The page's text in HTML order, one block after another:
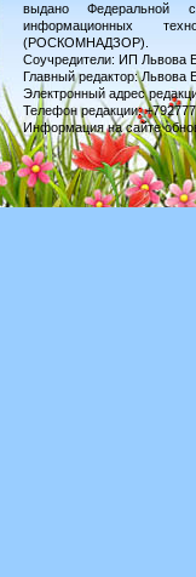
выдано Федеральной
информационных
(РОСКОМНАДЗОР).
Соучредители: ИП Львова
Главный редактор: Львова
Электронный адрес
Телефон редакции:
Информация на сайте